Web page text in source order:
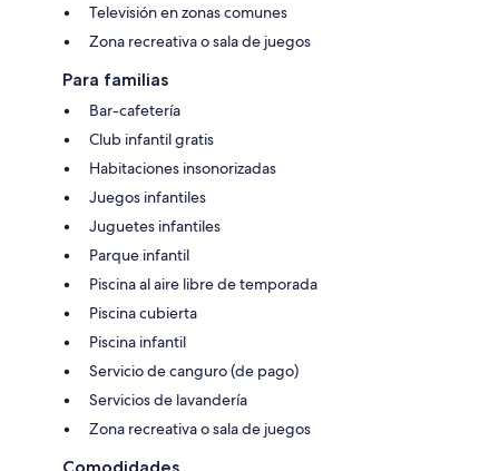
Televisión en zonas comunes
Zona recreativa o sala de juegos
Para familias
Bar-cafetería
Club infantil gratis
Habitaciones insonorizadas
Juegos infantiles
Juguetes infantiles
Parque infantil
Piscina al aire libre de temporada
Piscina cubierta
Piscina infantil
Servicio de canguro (de pago)
Servicios de lavandería
Zona recreativa o sala de juegos